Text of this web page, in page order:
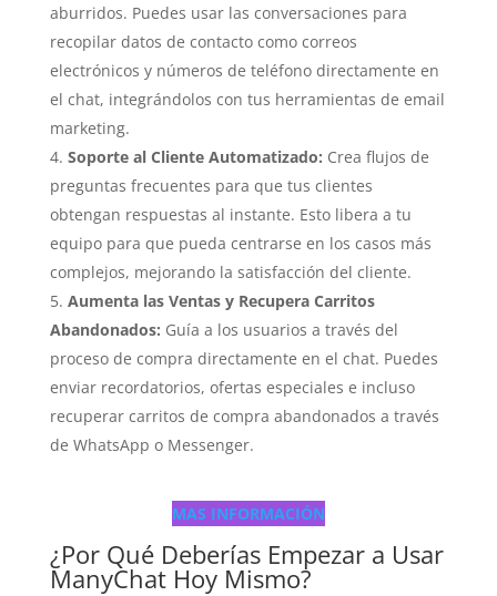
aburridos. Puedes usar las conversaciones para
recopilar datos de contacto como correos
electrónicos y números de teléfono directamente en
el chat, integrándolos con tus herramientas de email
marketing.
Soporte al Cliente Automatizado: Crea flujos de
preguntas frecuentes para que tus clientes
obtengan respuestas al instante. Esto libera a tu
equipo para que pueda centrarse en los casos más
complejos, mejorando la satisfacción del cliente.
Aumenta las Ventas y Recupera Carritos
Abandonados: Guía a los usuarios a través del
proceso de compra directamente en el chat. Puedes
enviar recordatorios, ofertas especiales e incluso
recuperar carritos de compra abandonados a través
de WhatsApp o Messenger.
MAS INFORMACIÓN
¿Por Qué Deberías Empezar a Usar
ManyChat Hoy Mismo?